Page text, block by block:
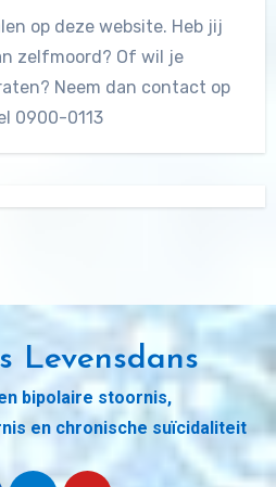
op deze website. Heb jij
zelfmoord? Of wil je
Neem dan contact op
0900-0113
Levensdans
bipolaire stoornis,
en chronische suïcidaliteit